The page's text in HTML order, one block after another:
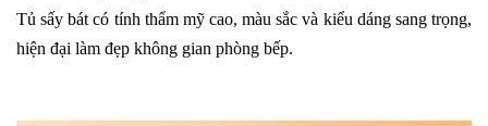
Tủ sấy bát có tính thẩm mỹ cao, màu sắc và kiểu dáng sang trọng,
hiện đại làm đẹp không gian phòng bếp.